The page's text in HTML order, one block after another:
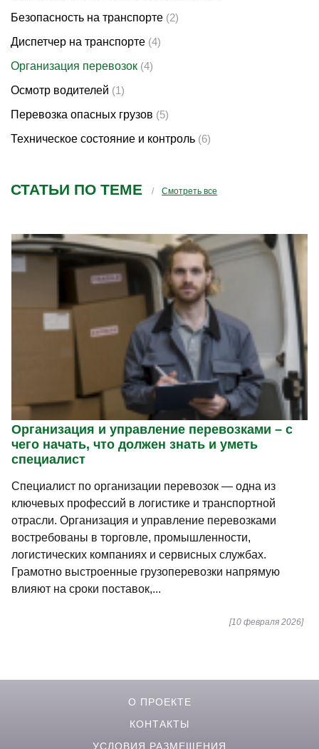
Безопасность на транспорте (2)
Диспетчер на транспорте (4)
Организация перевозок (4)
Осмотр водителей (1)
Перевозка опасных грузов (5)
Техническое состояние и контроль (6)
СТАТЬИ ПО ТЕМЕ Смотреть все
Организация и управление перевозками – с
чего начать, что должен знать и уметь
специалист
Специалист по организации перевозок — одна из
ключевых профессий в логистике и транспортной
отрасли. Организация и управление перевозками
востребованы в торговле, промышленности,
логистических компаниях и сервисных службах.
Грамотно выстроенные грузоперевозки напрямую
влияют на сроки поставок,...
[10 февраля 2026]
О ПРОЕКТЕ
КОНТАКТЫ
УСЛОВИЯ РАЗМЕЩЕНИЯ